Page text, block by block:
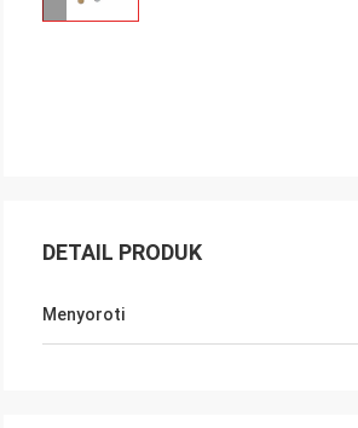
Robin Seifert
disediakan oleh LiFong. Mereka benar-
DETAIL PRODUK
Menyoroti